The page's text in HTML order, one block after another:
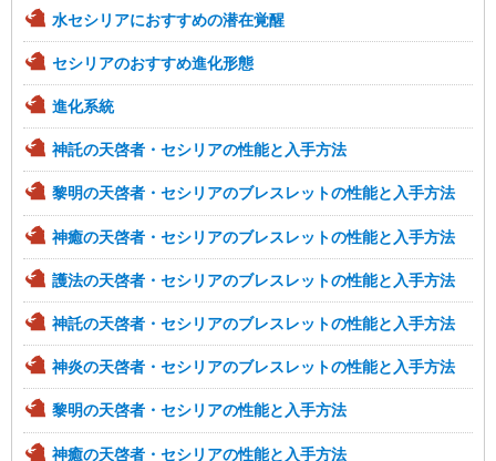
水セシリアにおすすめの潜在覚醒
セシリアのおすすめ進化形態
進化系統
神託の天啓者・セシリアの性能と入手方法
黎明の天啓者・セシリアのブレスレットの性能と入手方法
神癒の天啓者・セシリアのブレスレットの性能と入手方法
護法の天啓者・セシリアのブレスレットの性能と入手方法
神託の天啓者・セシリアのブレスレットの性能と入手方法
神炎の天啓者・セシリアのブレスレットの性能と入手方法
黎明の天啓者・セシリアの性能と入手方法
神癒の天啓者・セシリアの性能と入手方法